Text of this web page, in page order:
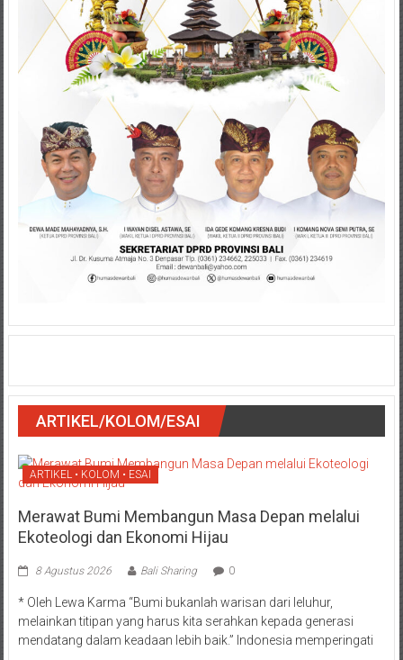
ARTIKEL/KOLOM/ESAI
ARTIKEL • KOLOM • ESAI
Merawat Bumi Membangun Masa Depan melalui
Ekoteologi dan Ekonomi Hijau
8 Agustus 2026 Bali Sharing 0
* Oleh Lewa Karma “Bumi bukanlah warisan dari leluhur,
melainkan titipan yang harus kita serahkan kepada generasi
mendatang dalam keadaan lebih baik.” Indonesia memperingati